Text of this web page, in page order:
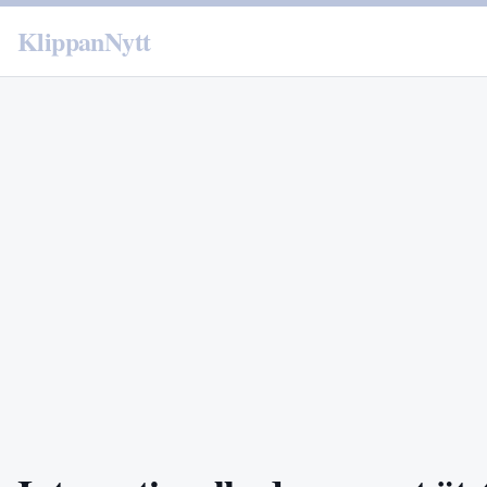
KlippanNytt